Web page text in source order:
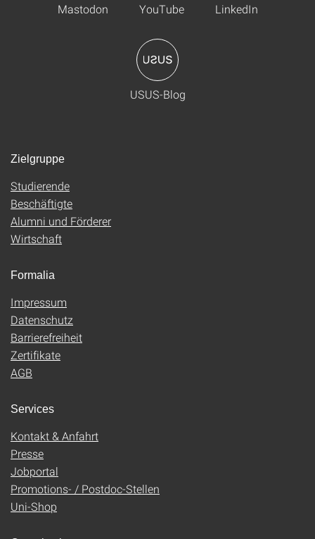
Mastodon YouTube LinkedIn
USUS-Blog
Zielgruppe
Studierende
Beschäftigte
Alumni und Förderer
Wirtschaft
Formalia
Impressum
Datenschutz
Barrierefreiheit
Zertifikate
AGB
Services
Kontakt & Anfahrt
Presse
Jobportal
Promotions- / Postdoc-Stellen
Uni-Shop